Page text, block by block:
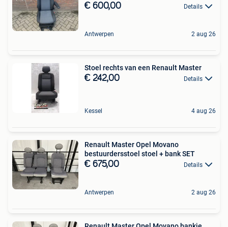
€ 600,00 Details
Antwerpen 2 aug 26
Stoel rechts van een Renault Master
€ 242,00 Details
Kessel 4 aug 26
Renault Master Opel Movano
bestuurdersstoel stoel + bank SET
€ 675,00 Details
Antwerpen 2 aug 26